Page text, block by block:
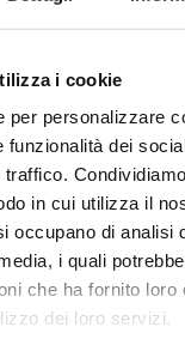
i cookie
per personalizzare
funzionalità dei
in cui utilizza il
occupano di analisi
i quali
che ha fornito loro
dei loro servizi.